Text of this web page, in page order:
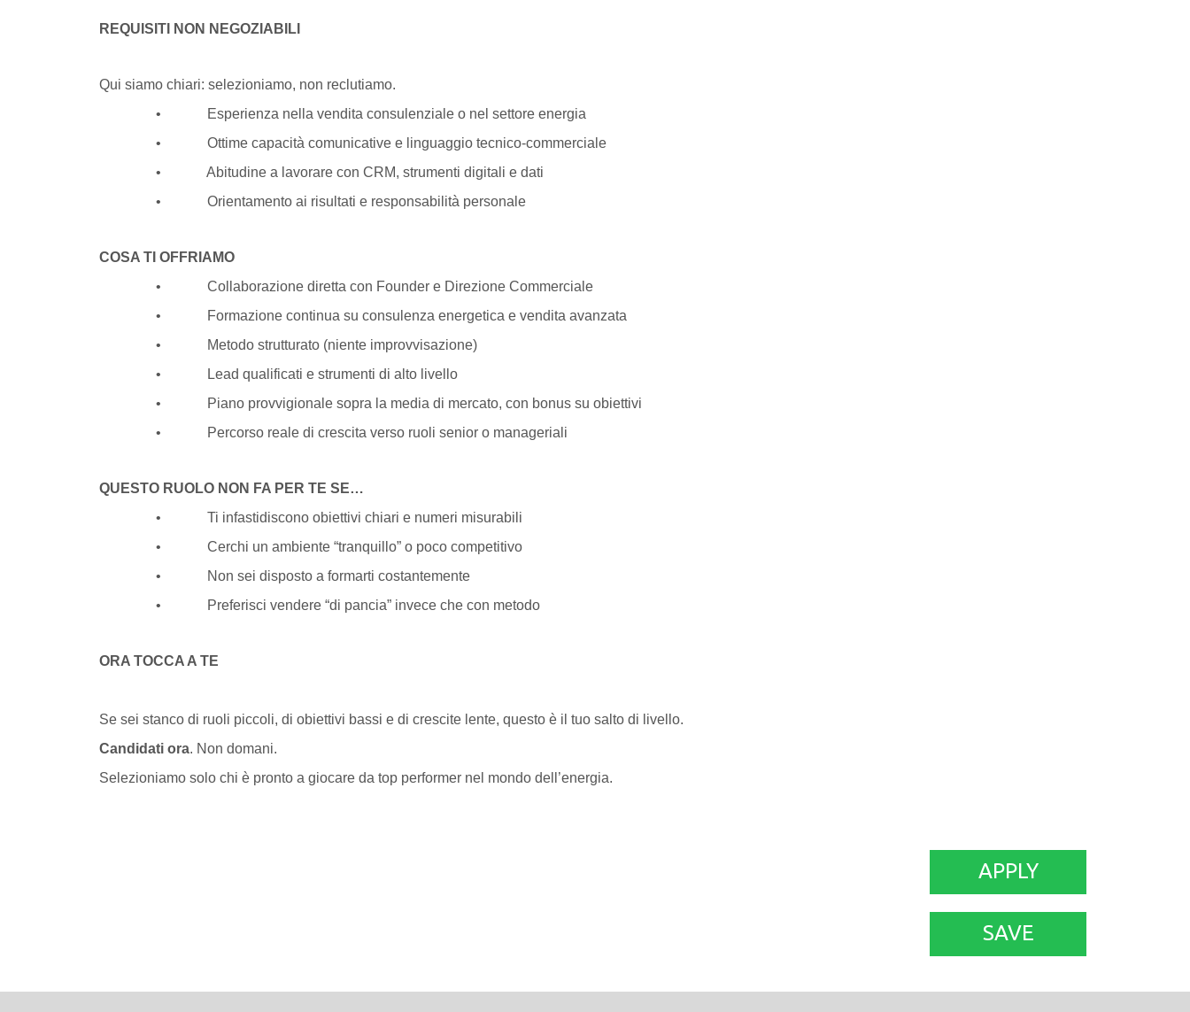
REQUISITI NON NEGOZIABILI
Qui siamo chiari: selezioniamo, non reclutiamo.
• Esperienza nella vendita consulenziale o nel settore energia
• Ottime capacità comunicative e linguaggio tecnico-commerciale
• Abitudine a lavorare con CRM, strumenti digitali e dati
• Orientamento ai risultati e responsabilità personale
COSA TI OFFRIAMO
• Collaborazione diretta con Founder e Direzione Commerciale
• Formazione continua su consulenza energetica e vendita avanzata
• Metodo strutturato (niente improvvisazione)
• Lead qualificati e strumenti di alto livello
• Piano provvigionale sopra la media di mercato, con bonus su obiettivi
• Percorso reale di crescita verso ruoli senior o manageriali
QUESTO RUOLO NON FA PER TE SE…
• Ti infastidiscono obiettivi chiari e numeri misurabili
• Cerchi un ambiente “tranquillo” o poco competitivo
• Non sei disposto a formarti costantemente
• Preferisci vendere “di pancia” invece che con metodo
ORA TOCCA A TE
Se sei stanco di ruoli piccoli, di obiettivi bassi e di crescite lente, questo è il tuo salto di livello.
Candidati ora. Non domani.
Selezioniamo solo chi è pronto a giocare da top performer nel mondo dell’energia.
APPLY
SAVE